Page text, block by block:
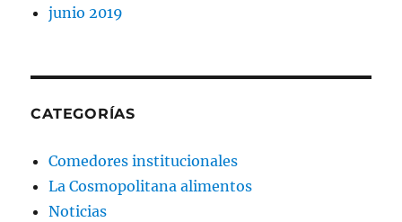
junio 2019
CATEGORÍAS
Comedores institucionales
La Cosmopolitana alimentos
Noticias